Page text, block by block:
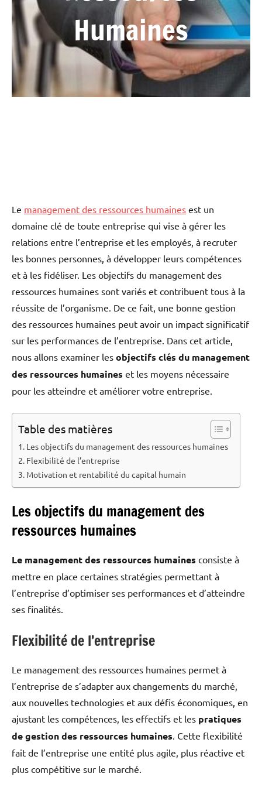
Humaines
Le management des ressources humaines est un
domaine clé de toute entreprise qui vise à gérer les
relations entre l’entreprise et les employés, à recruter
les bonnes personnes, à développer leurs compétences
et à les fidéliser. Les objectifs du management des
ressources humaines sont variés et contribuent tous à la
réussite de l’organisme. De ce fait, une bonne gestion
des ressources humaines peut avoir un impact significatif
sur les performances de l’entreprise. Dans cet article,
nous allons examiner les objectifs clés du management
des ressources humaines et les moyens nécessaire
pour les atteindre et améliorer votre entreprise.
Table des matières
Les objectifs du management des ressources humaines
Flexibilité de l’entreprise
Motivation et rentabilité du capital humain
Les objectifs du management des
ressources humaines
Le management des ressources humaines consiste à
mettre en place certaines stratégies permettant à
l’entreprise d’optimiser ses performances et d’atteindre
ses finalités.
Flexibilité de l’entreprise
Le management des ressources humaines permet à
l’entreprise de s’adapter aux changements du marché,
aux nouvelles technologies et aux défis économiques, en
ajustant les compétences, les effectifs et les pratiques
de gestion des ressources humaines . Cette flexibilité
fait de l’entreprise une entité plus agile, plus réactive et
plus compétitive sur le marché.